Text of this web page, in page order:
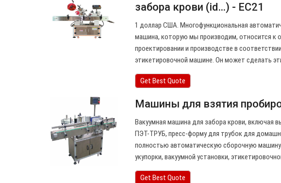
забора крови (id…) - EC21
1 доллар США. Многофункциональная
машина, которую мы производим, относится к
проектировании и производстве в
этикетировочной машине. Он может сделать
Get Best Quote
Машины для взятия
Вакуумная машина для забора крови, включая
ПЭТ-ТРУБ, пресс-форму для трубок для
полностью автоматическую сборочную
укупорки, вакуумной установки,
Get Best Quote